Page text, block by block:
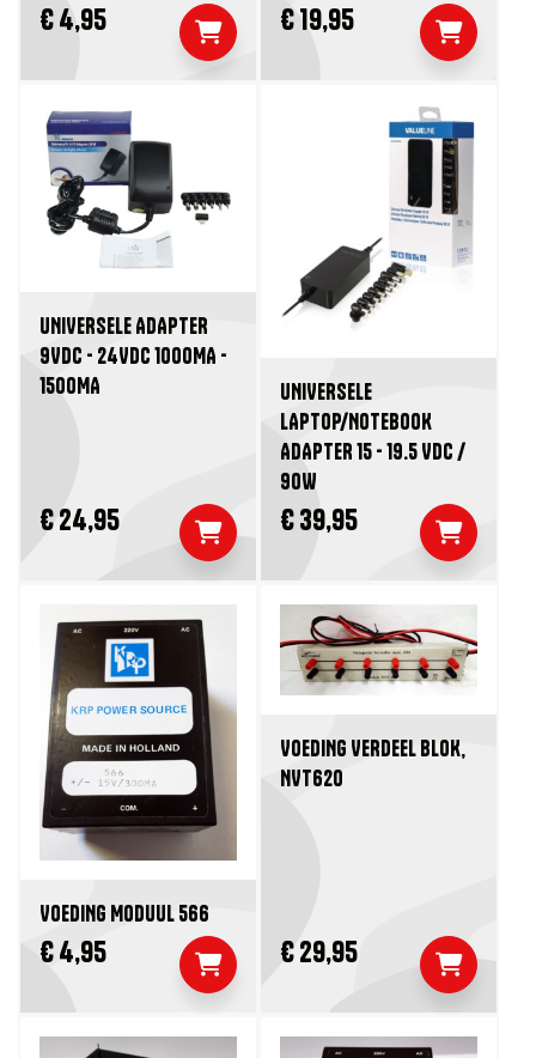
€ 4,95 € 19,95
UNIVERSELE ADAPTER
9VDC - 24VDC 1000MA -
1500MA
€ 24,95
UNIVERSELE
LAPTOP/NOTEBOOK
ADAPTER 15 - 19.5 VDC /
90W
€ 39,95
VOEDING MODUUL 566
€ 4,95
VOEDING VERDEEL BLOK,
NVT620
€ 29,95